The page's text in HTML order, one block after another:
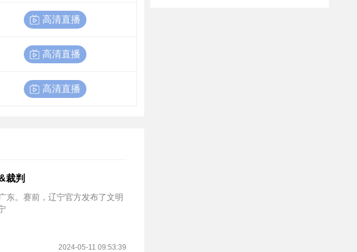
高清直播
高清直播
高清直播
裁判
东。赛前，辽宁官方发布了文明
2024-05-11 09:53:39